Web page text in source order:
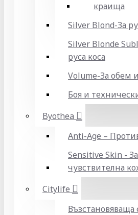
краища
Silver Blond-За
Silver Blonde
руса коса
Volume-За обем
Боя и
Byothea
Anti-Age –
Sensitive Skin - За
чувствителна
Citylife
Възстановяваща